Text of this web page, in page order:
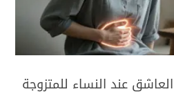
عند النساء للمتزوجة